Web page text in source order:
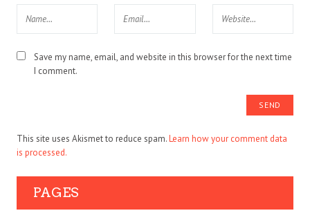
Save my name, email, and website in this browser for the next time
I comment.
This site uses Akismet to reduce spam.Learn how your comment data
is processed.
PAGES